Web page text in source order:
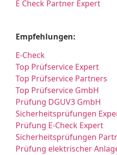
E Check Partner Expert
Empfehlungen:
E-Check
Top Prüfservice Expert
Top Prüfservice Partners
Top Prüfservice GmbH
Prüfung DGUV3 GmbH
Sicherheitsprüfungen
Prüfung E-Check Expert
Sicherheitsprüfungen
Prüfung elektrischer